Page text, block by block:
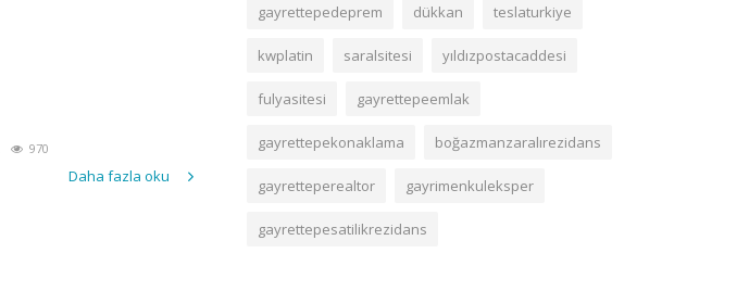
970
Daha fazla oku
gayrettepedeprem dükkan teslaturkiye
kwplatin saralsitesi yıldızpostacaddesi
fulyasitesi gayrettepeemlak
gayrettepekonaklama boğazmanzaralırezidans
gayretteperealtor gayrimenkuleksper
gayrettepesatilikrezidans